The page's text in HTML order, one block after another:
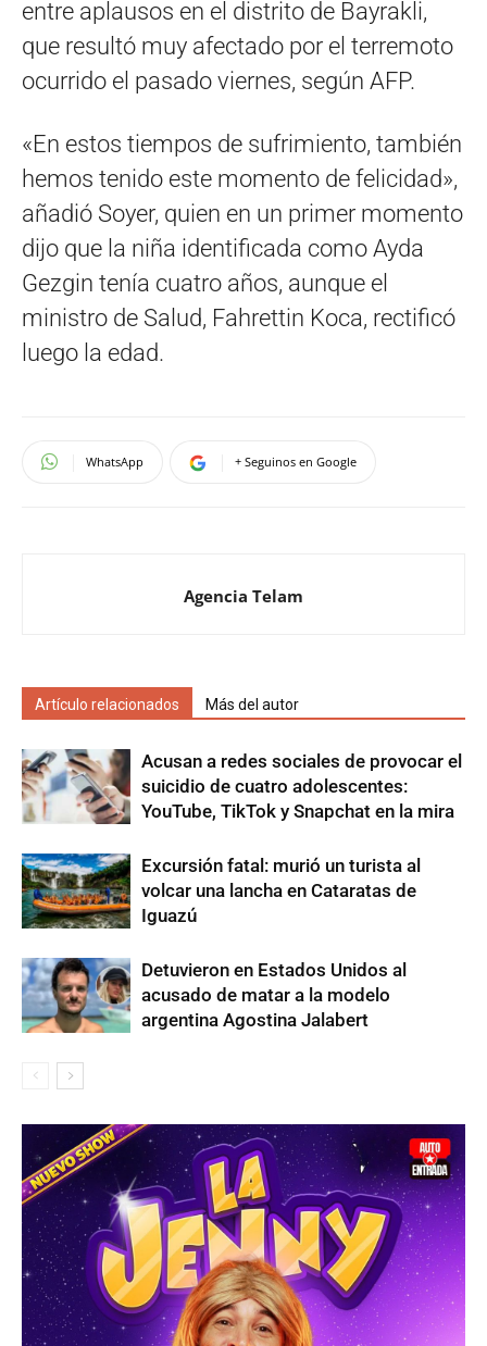
entre aplausos en el distrito de Bayrakli,
que resultó muy afectado por el terremoto
ocurrido el pasado viernes, según AFP.
«En estos tiempos de sufrimiento, también
hemos tenido este momento de felicidad»,
añadió Soyer, quien en un primer momento
dijo que la niña identificada como Ayda
Gezgin tenía cuatro años, aunque el
ministro de Salud, Fahrettin Koca, rectificó
luego la edad.
WhatsApp + Seguinos en Google
Agencia Telam
Artículo relacionados Más del autor
Acusan a redes sociales de provocar el
suicidio de cuatro adolescentes:
YouTube, TikTok y Snapchat en la mira
Excursión fatal: murió un turista al
volcar una lancha en Cataratas de
Iguazú
Detuvieron en Estados Unidos al
acusado de matar a la modelo
argentina Agostina Jalabert